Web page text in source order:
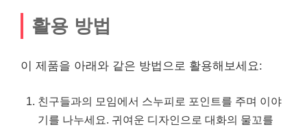
활용 방법
이 제품을 아래와 같은 방법으로 활용해보세요:
친구들과의 모임에서 스누피로 포인트를 주며 이야
기를 나누세요. 귀여운 디자인으로 대화의 물꼬를